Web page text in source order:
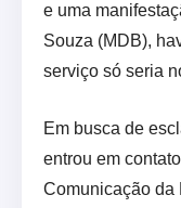
e uma
Souza (MDB),
serviço só seria
Em busca de
entrou em
Comunicação da